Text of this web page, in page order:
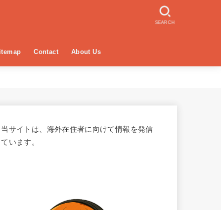
Contact About Us
SEARCH
サイトは、海外在住者に向けて情報を発信
ています。